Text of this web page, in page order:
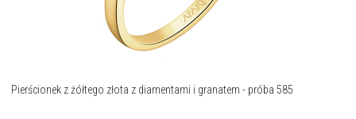
Pierścionek z żółtego złota z diamentami i granatem - próba 585